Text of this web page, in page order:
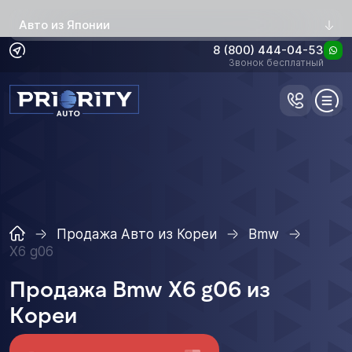
Авто из Японии
8 (800) 444-04-53
Звонок бесплатный
Продажа Авто из Кореи
Bmw
X6 g06
Продажа Bmw X6 g06 из
Кореи